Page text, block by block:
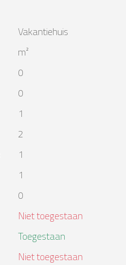
Vakantiehuis
m²
0
0
1
2
1
1
0
Niet toegestaan
Toegestaan
Niet toegestaan